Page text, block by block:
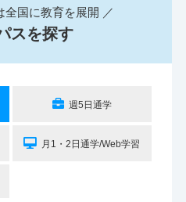
全国に教育を展開 ／
スを探す
週5日通学
月1・2日通学/Web学習